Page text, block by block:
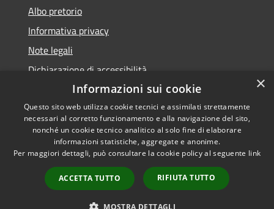
Albo pretorio
Informativa privacy
Note legali
Dichiarazione di accessibilità
Accessibilità
Privacy
Mappa del sito
Feedback accessibilità
Copyright © 2026 • Comune di
Visco • Powered by
Municipium
Accesso
redazione
×
Informazioni sui cookie
Questo sito web utilizza cookie tecnici e assimilati strettamente
necessari al corretto funzionamento e alla navigazione del sito,
nonché un cookie tecnico analitico al solo fine di elaborare
informazioni statistiche, aggregate e anonime.
Per maggiori dettagli, può consultare la cookie policy al seguente link
ACCETTA TUTTO RIFIUTA TUTTO
MOSTRA DETTAGLI